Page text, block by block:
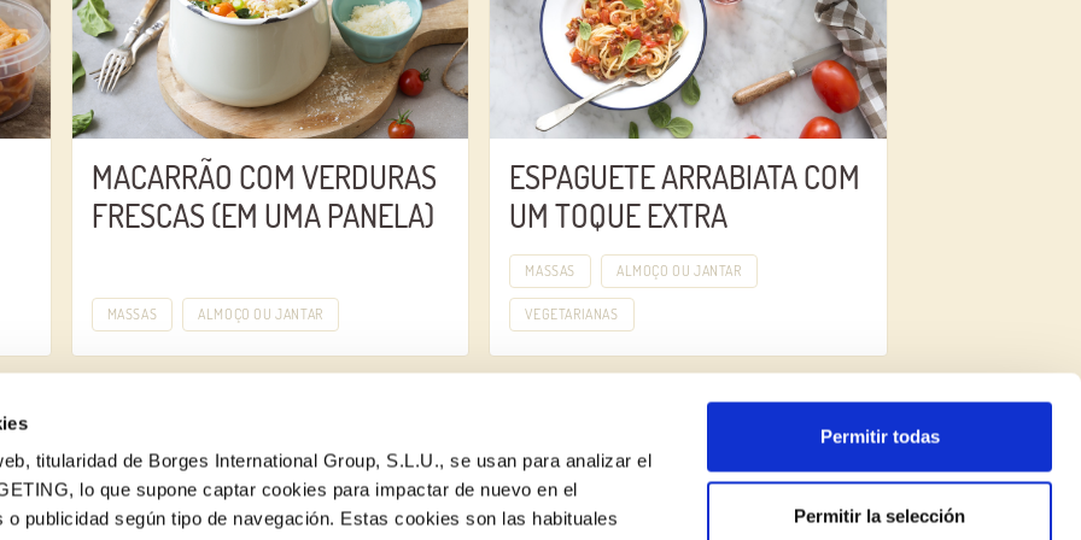
titularidad de Borges International Group, S.L.U., se usan para analizar el
lo que supone captar cookies para impactar de nuevo en el
publicidad según tipo de navegación. Estas cookies son las habituales
Permitir todas
Permitir la selección
MACARRÃO COM VERDURAS
FRESCAS (EM UMA PANELA)
MASSAS ALMOÇO OU JANTAR
ESPAGUETE ARRABIATA COM
UM TOQUE EXTRA
MASSAS ALMOÇO OU JANTAR
VEGETARIANAS